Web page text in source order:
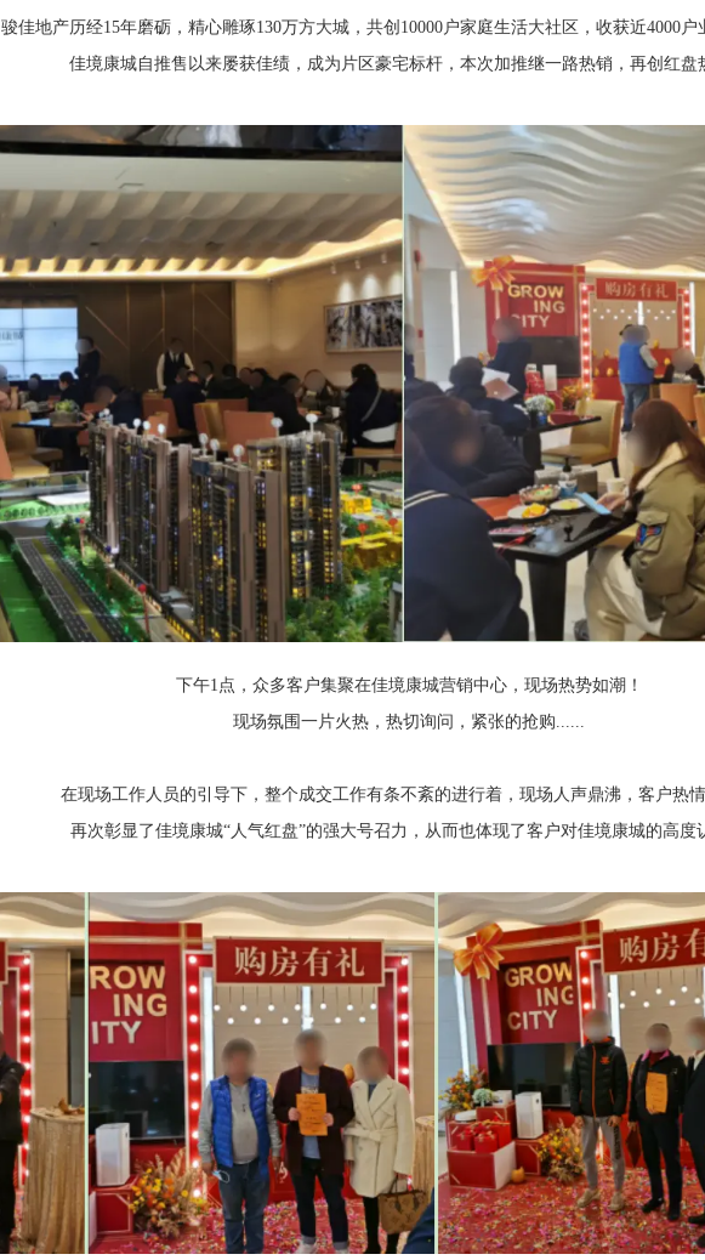
骏佳地产历经15年磨砺，精心雕琢130万方大城，共创10000户家庭生活大社区，收获近4000户
佳境康城自推售以来屡获佳绩，成为片区豪宅标杆，本次加推继一路热销，再创红盘
下午1点，众多客户集聚在佳境康城营销中心，现场热势如潮！
现场氛围一片火热，热切询问，紧张的抢购......
在现场工作人员的引导下，整个成交工作有条不紊的进行着，现场人声鼎沸，客户热情
再次彰显了佳境康城“人气红盘”的强大号召力，从而也体现了客户对佳境康城的高度